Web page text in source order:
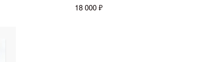
18 000 ₽